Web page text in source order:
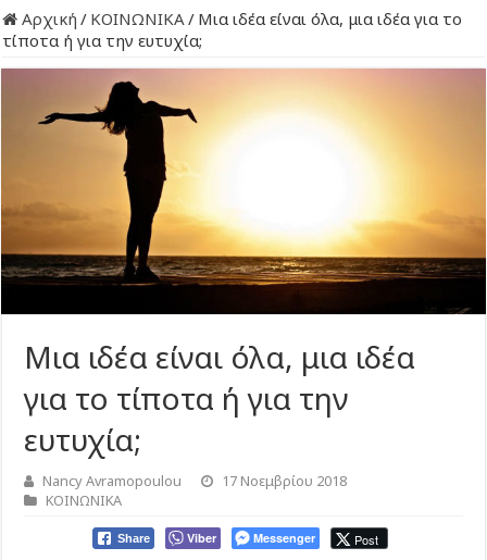
Αρχική / ΚΟΙΝΩΝΙΚΑ/ Μια ιδέα είναι όλα, μια ιδέα για το
τίποτα ή για την ευτυχία;
Μια ιδέα είναι όλα, μια ιδέα
για το τίποτα ή για την
ευτυχία;
Nancy Avramopoulou
17 Νοεμβρίου 2018
ΚΟΙΝΩΝΙΚΑ
Share Viber Messenger Post